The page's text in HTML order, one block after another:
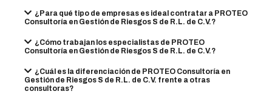
¿Para qué tipo de empresas es ideal contratar a PROTEO
Consultoría en Gestión de Riesgos S de R.L. de C.V.?
¿Cómo trabajan los especialistas de PROTEO
Consultoría en Gestión de Riesgos S de R.L. de C.V.?
¿Cuál es la diferenciación de PROTEO Consultoría en
Gestión de Riesgos S de R.L. de C.V. frente a otras
consultoras?